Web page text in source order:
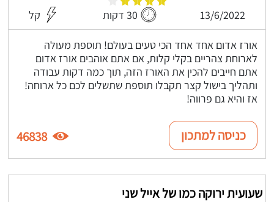
13/6/2022 30 דקות קל
אורז אדום אחד אחד הכי טעים בעולם! תוספת מעולה
לארוחת צהריים בקלי קלות, אם אתם אוהבים אורז אדום
אתם חייבים להכין את האורז הזה, תוך כמה דקות עבודה
ותהליך בישול קצר תקבלו תוספת שתשלים לכם כל ארוחה!
אז והיא גם פרווה!
כניסה למתכון 46838
שעועית ירוקה כמו של אייל שני